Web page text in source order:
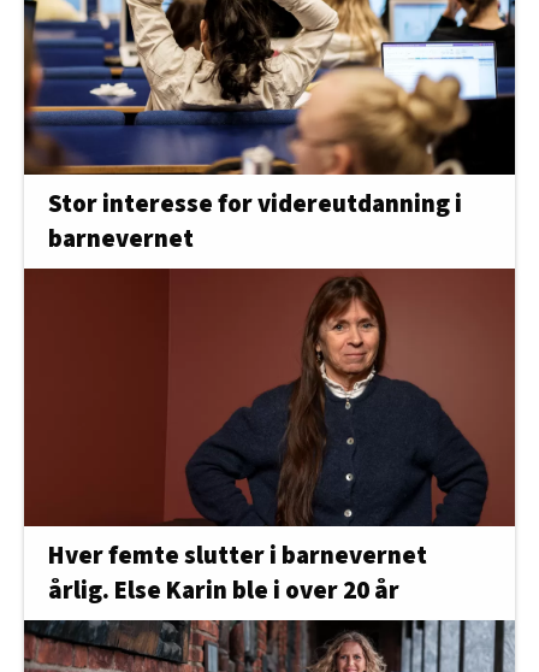
Stor interesse for videreutdanning i
barnevernet
Hver femte slutter i barnevernet
årlig. Else Karin ble i over 20 år